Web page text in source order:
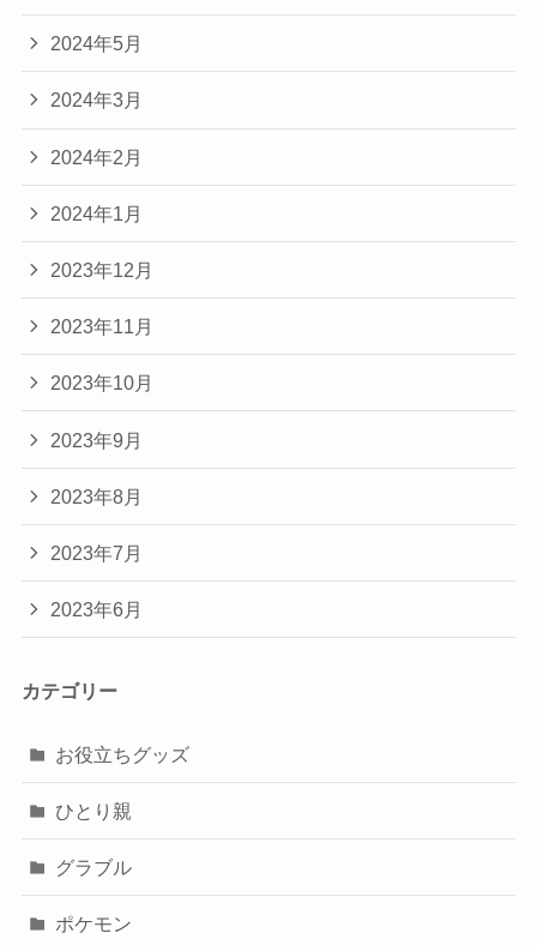
2024年5月
2024年3月
2024年2月
2024年1月
2023年12月
2023年11月
2023年10月
2023年9月
2023年8月
2023年7月
2023年6月
カテゴリー
お役立ちグッズ
ひとり親
グラブル
ポケモン